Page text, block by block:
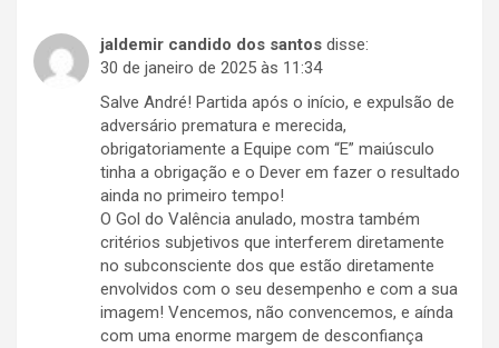
jaldemir candido dos santos disse:
30 de janeiro de 2025 às 11:34
Salve André! Partida após o início, e expulsão de
adversário prematura e merecida,
obrigatoriamente a Equipe com “E” maiúsculo
tinha a obrigação e o Dever em fazer o resultado
ainda no primeiro tempo!
O Gol do Valência anulado, mostra também
critérios subjetivos que interferem diretamente
no subconsciente dos que estão diretamente
envolvidos com o seu desempenho e com a sua
imagem! Vencemos, não convencemos, e aínda
com uma enorme margem de desconfiança